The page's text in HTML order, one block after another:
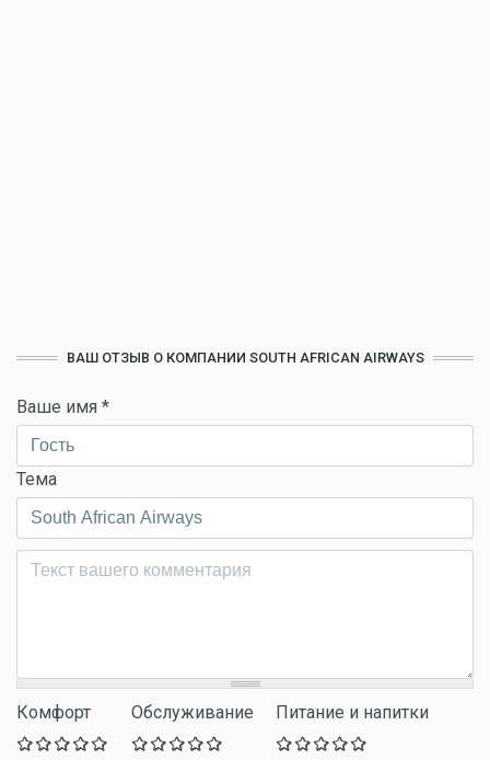
ВАШ ОТЗЫВ О КОМПАНИИ SOUTH AFRICAN AIRWAYS
Ваше имя *
Тема
Комментарий*
Комфорт Обслуживание Питание и напитки